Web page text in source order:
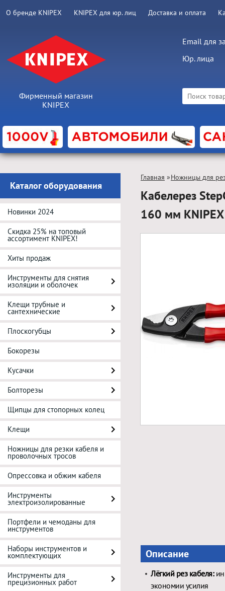
О бренде KNIPEX KNIPEX для юр. лиц Доставка и оплата
Фирменный магазин
KNIPEX
Email для
Юр. лица
Каталог оборудования
Новинки 2024
Скидка 25% на топовый
ассортимент KNIPEX!
Хиты продаж
Инструменты для снятия
изоляции и оболочек
Клещи трубные и
сантехнические
Плоскогубцы
Бокорезы
Кусачки
Болторезы
Щипцы для стопорных колец
Клещи
Ножницы для резки кабеля и
проволочных тросов
Опрессовка и обжим кабеля
Инструменты
электроизолированные
Портфели и чемоданы для
инструментов
Наборы инструментов и
комплектующих
Инструменты для
прецизионных работ
Главная »Ножницы для
Кабелерез
160 мм
Описание
Лёгкий рез кабеля:
экономии усилия